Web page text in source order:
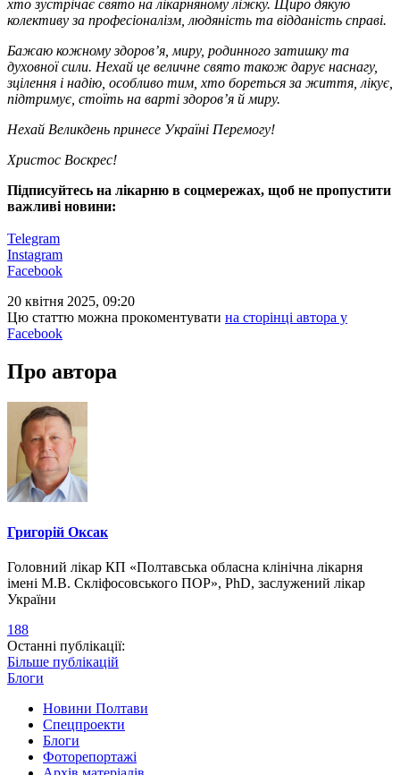
хто зустрічає свято на лікарняному ліжку. Щиро дякую
колективу за професіоналізм, людяність та відданість справі.
Бажаю кожному здоров’я, миру, родинного затишку та
духовної сили. Нехай це величне свято також дарує наснагу,
зцілення і надію, особливо тим, хто бореться за життя, лікує,
підтримує, стоїть на варті здоров’я й миру.
Нехай Великдень принесе Україні Перемогу!
Христос Воскрес!
Підписуйтесь на лікарню в соцмережах, щоб не пропустити
важливі новини:
Telegram
Instagram
Facebook
20 квітня 2025, 09:20
Цю статтю можна прокоментувати на сторінці автора у
Facebook
Про автора
Григорій Оксак
Головний лікар КП «Полтавська обласна клінічна лікарня
імені М.В. Скліфосовського ПОР», PhD, заслужений лікар
України
188
Останні публікації:
Більше публікацій
Блоги
Новини Полтави
Спецпроекти
Блоги
Фоторепортажі